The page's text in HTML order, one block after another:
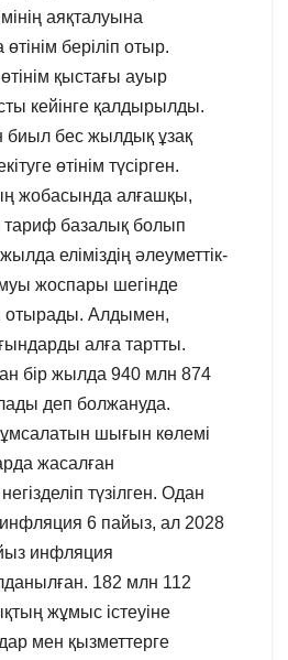
аяқталуына
беріліп отыр.
қыстағы ауыр
кейінге қалдырылды.
биыл бес жылдық ұзақ
өтінім түсірген.
жобасында алғашқы,
базалық болып
еліміздің әлеуметтік-
жоспары шегінде
отырады. Алдымен,
алға тартты.
бір жылда 940 млн 874
деп болжануда.
шығын көлемі
жасалған
түзілген. Одан
6 пайыз, ал 2028
инфляция
182 млн 112
жұмыс істеуіне
мен қызметтерге